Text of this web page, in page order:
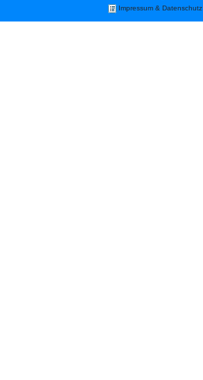
Impressum & Datenschutz